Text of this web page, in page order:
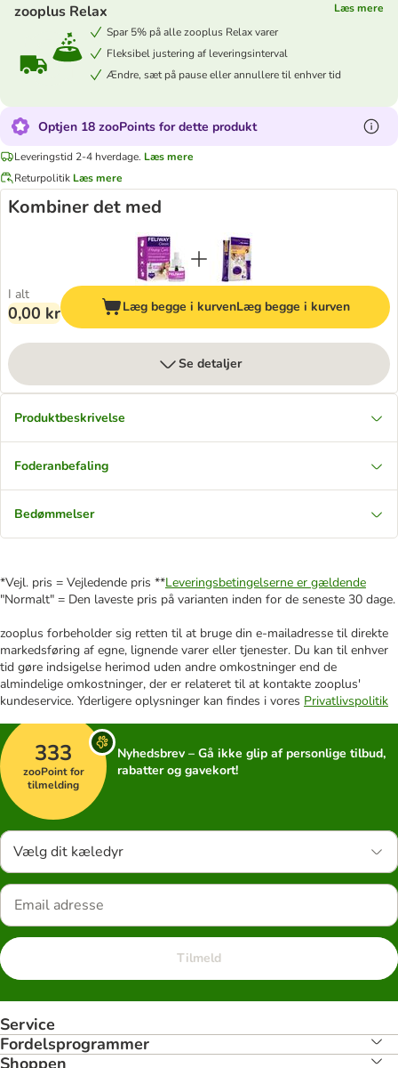
zooplus Relax
Læs mere
Spar 5% på alle zooplus Relax varer
Fleksibel justering af leveringsinterval
Ændre, sæt på pause eller annullere til enhver tid
Optjen 18 zooPoints for dette produkt
Leveringstid 2-4 hverdage. Læs mere
Returpolitik Læs mere
Kombiner det med
I alt
0,00 kr Læg begge i kurvenLæg begge i kurven
Se detaljer
Produktbeskrivelse
Foderanbefaling
Bedømmelser
*Vejl. pris = Vejledende pris **Leveringsbetingelserne er gældende
"Normalt" = Den laveste pris på varianten inden for de seneste 30 dage.
zooplus forbeholder sig retten til at bruge din e-mailadresse til direkte
markedsføring af egne, lignende varer eller tjenester. Du kan til enhver
tid gøre indsigelse herimod uden andre omkostninger end de
almindelige omkostninger, der er relateret til at kontakte zooplus'
kundeservice. Yderligere oplysninger kan findes i vores Privatlivspolitik
333
zooPoint for
tilmelding
Nyhedsbrev – Gå ikke glip af personlige tilbud,
rabatter og gavekort!
Vælg dit kæledyr
Tilmeld
Service
Fordelsprogrammer
Shoppen